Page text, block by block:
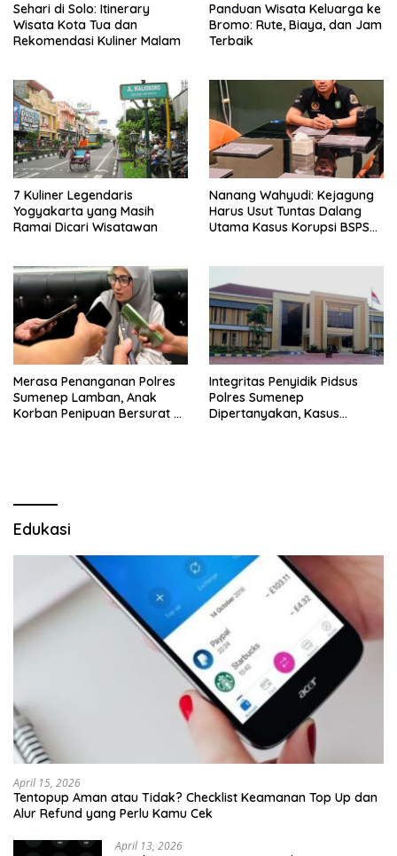
Sehari di Solo: Itinerary
Wisata Kota Tua dan
Rekomendasi Kuliner Malam
Panduan Wisata Keluarga ke
Bromo: Rute, Biaya, dan Jam
Terbaik
7 Kuliner Legendaris
Yogyakarta yang Masih
Ramai Dicari Wisatawan
Nanang Wahyudi: Kejagung
Harus Usut Tuntas Dalang
Utama Kasus Korupsi BSPS
Merasa Penanganan Polres
Sumenep Lamban, Anak
Korban Penipuan Bersurat ke
Integritas Penyidik Pidsus
Polres Sumenep
Dipertanyakan, Kasus
Edukasi
April 15, 2026
Tentopup Aman atau Tidak? Checklist Keamanan Top Up dan
Alur Refund yang Perlu Kamu Cek
April 13, 2026